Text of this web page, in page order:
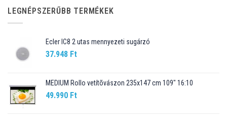
89.990 Ft.76.499 Ft.
LEGNÉPSZERŰBB TERMÉKEK
Ecler IC8 2 utas mennyezeti sugárzó
37.948 Ft
MEDIUM Rollo vetítõvászon 235x147 cm 109" 16:10
49.990 Ft